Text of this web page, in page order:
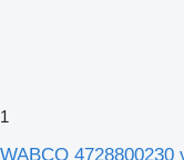
1
WABCO